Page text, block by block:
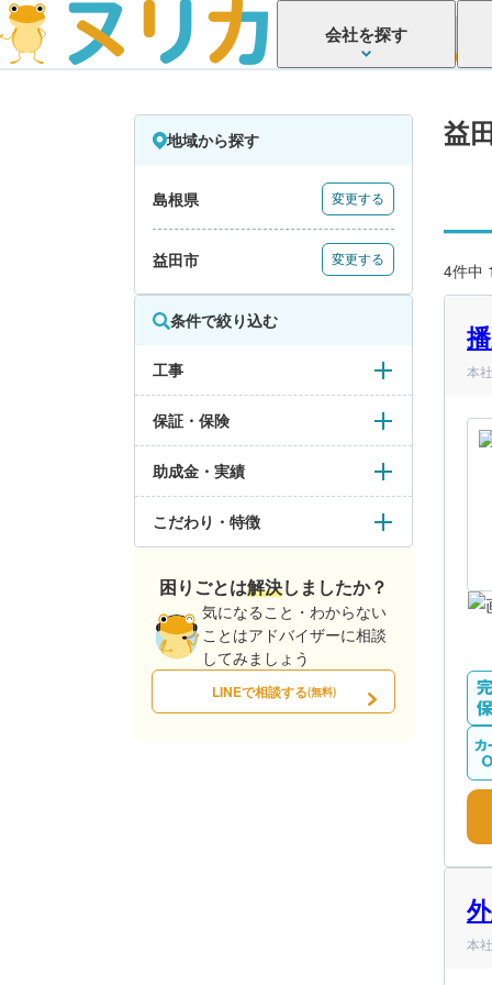
会社を探す
地域から探す
島根県 変更する
益田市 変更する
条件で絞り込む
工事
保証・保険
助成金・実績
こだわり・特徴
困りごとは解決しましたか？
気になること・わからない
ことはアドバイザーに相談
してみましょう
LINEで相談する(無料)
益
4件中
本
本